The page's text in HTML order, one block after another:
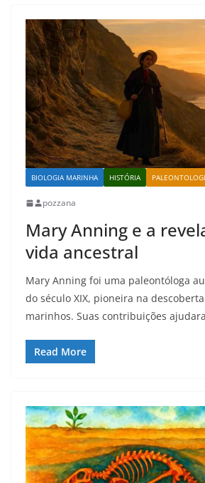
BIOLOGIA MARINHA HISTÓRIA
pozzana
Mary Anning e a
vida ancestral
Mary Anning foi uma paleontóloga
do século XIX, pioneira na
marinhos. Suas contribuições
Read More